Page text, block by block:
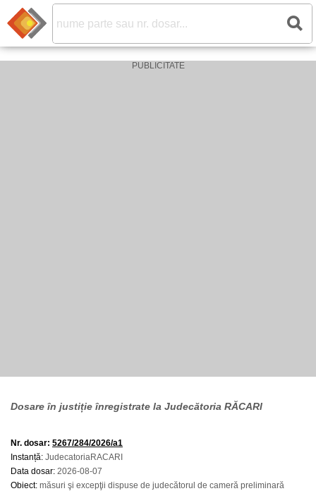
Dosare în justiție înregistrate la Judecătoria RĂCARI
Nr. dosar: 5267/284/2026/a1
Instanță: JudecatoriaRACARI
Data dosar: 2026-08-07
Obiect: măsuri şi excepţii dispuse de judecătorul de cameră preliminară